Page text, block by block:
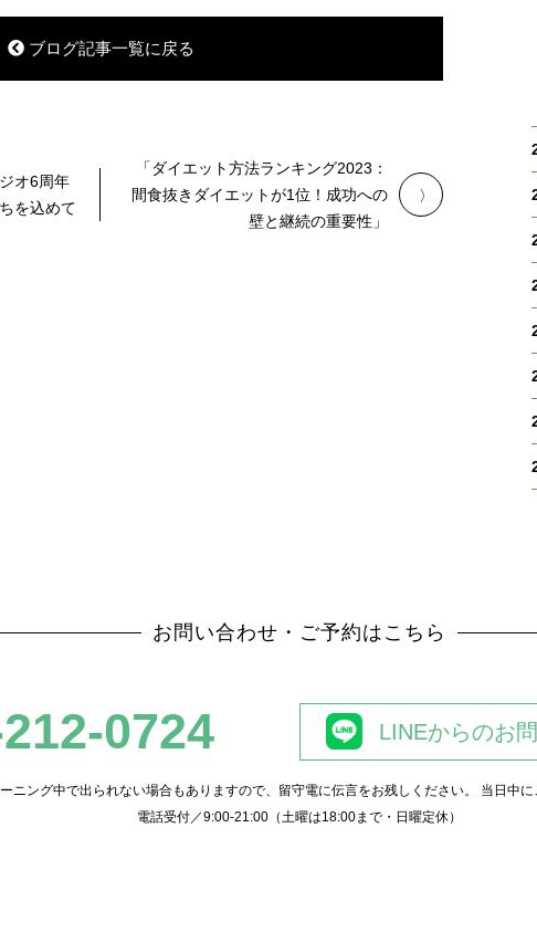
ブログ記事一覧に戻る
オ6周年
を込めて
「ダイエット方法ランキング2023：
間食抜きダイエットが1位！成功への
壁と継続の重要性」
お問い合わせ・ご予約はこちら
0724 LINEからのお
ニング中で出られない場合もありますので、留守電に伝言をお残しください。
当日中に
電話受付／9:00-21:00（土曜は18:00まで・日曜定休）